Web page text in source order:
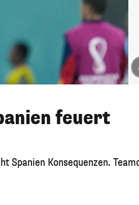
feuert
Spanien Konsequenzen.